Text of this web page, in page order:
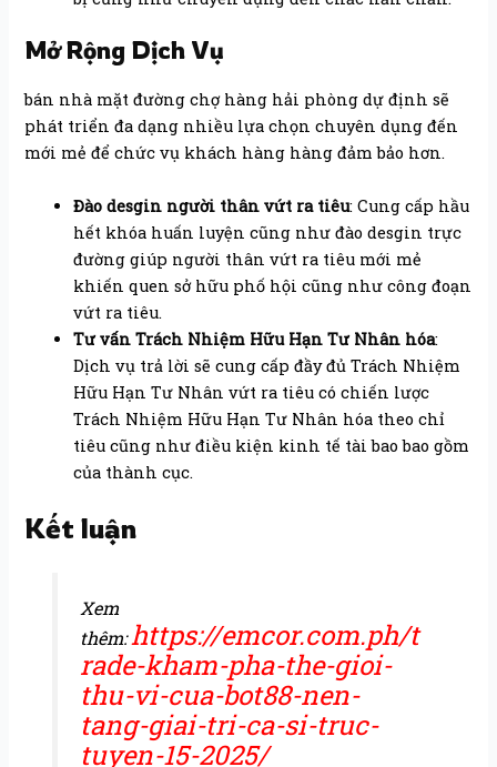
Mở Rộng Dịch Vụ
bán nhà mặt đường chợ hàng hải phòng dự định sẽ
phát triển đa dạng nhiều lựa chọn chuyên dụng đến
mới mẻ để chức vụ khách hàng hàng đảm bảo hơn.
Đào desgin người thân vứt ra tiêu: Cung cấp hầu
hết khóa huấn luyện cũng như đào desgin trực
đường giúp người thân vứt ra tiêu mới mẻ
khiến quen sở hữu phố hội cũng như công đoạn
vứt ra tiêu.
Tư vấn Trách Nhiệm Hữu Hạn Tư Nhân hóa:
Dịch vụ trả lời sẽ cung cấp đầy đủ Trách Nhiệm
Hữu Hạn Tư Nhân vứt ra tiêu có chiến lược
Trách Nhiệm Hữu Hạn Tư Nhân hóa theo chỉ
tiêu cũng như điều kiện kinh tế tài bao bao gồm
của thành cục.
Kết luận
Xem
thêm:https://emcor.com.ph/t
rade-kham-pha-the-gioi-
thu-vi-cua-bot88-nen-
tang-giai-tri-ca-si-truc-
tuyen-15-2025/